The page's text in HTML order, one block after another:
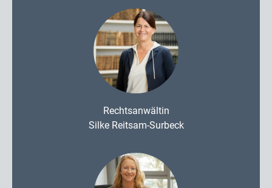
Rechtsanwältin
Silke Reitsam-Surbeck